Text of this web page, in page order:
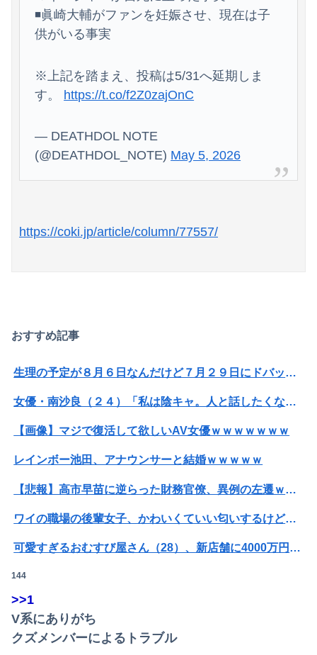
Powered by livedoor 相互RSS
◾️眞崎大輔がファンを妊娠させ、現在は子
供がいる事実
※上記を踏まえ、投稿は5/31へ延期しま
す。 https://t.co/f2Z0zajOnC
— DEATHDOL NOTE
(@DEATHDOL_NOTE) May 5, 2026
https://coki.jp/article/column/77557/
おすすめ記事
生理の予定が８月６日なんだけど７月２９日にドバッと鮮血でたから生理かな？って思ったのよね
女優・南沙良（２４）「私は陰キャ。人と話したくないので家に引きこもってPCでアニメを観ていたい」
【画像】マジで復活して欲しいAV女優ｗｗｗｗｗｗｗ
レインボー池田、アナウンサーと結婚ｗｗｗｗｗ
【悲報】高市早苗に逆らった財務官僚、異例の左遷ｗｗｗｗｗｗｗｗ
ワイの職場の後輩女子、かわいくていい匂いするけどマジでとんでもなく無能
可愛すぎるおむすび屋さん（28）、新店舗に4000万円クラファンした成功した結果弱男集団から叩かれてしまうｗｗｗｗ
144
>>1
V系にありがち
クズメンバーによるトラブル